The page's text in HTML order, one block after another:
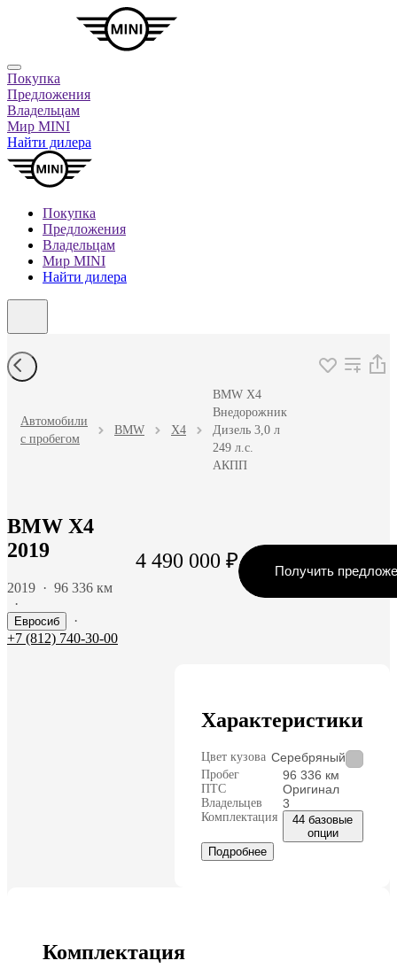
Покупка
Предложения
Владельцам
Мир MINI
Найти дилера
Покупка
Предложения
Владельцам
Мир MINI
Найти дилера
Автомобили
с пробегом
BMW X4
BMW X4
Внедорожник
Дизель 3,0 л
249 л.с.
АКПП
BMW X4
2019
2019 · 96 336 км
·
Евросиб
·
+7 (812) 740-30-00
4 490 000 ₽ Получить
Характеристики
Цвет кузова Серебряный
Пробег 96 336 км
ПТС Оригинал
Владельцев 3
Комплектация
44 базовые
опции
Подробнее
Комплектация